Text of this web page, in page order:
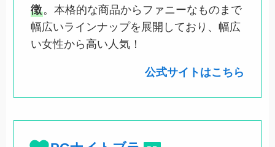
徴。本格的な商品からファニーなものまで
幅広いラインナップを展開しており、幅広
い女性から高い人気！
公式サイトはこちら